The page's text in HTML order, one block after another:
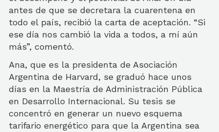
antes de que se decretara la cuarentena en
todo el país, recibió la carta de aceptación. “Si
ese día nos cambió la vida a todos, a mí aún
más”, comentó.
Ana, que es la presidenta de Asociación
Argentina de Harvard, se graduó hace unos
días en la Maestría de Administración Pública
en Desarrollo Internacional. Su tesis se
concentró en generar un nuevo esquema
tarifario energético para que la Argentina sea